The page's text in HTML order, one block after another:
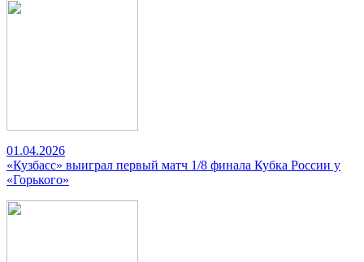
01.04.2026
«Кузбасс» выиграл первый матч 1/8 финала Кубка России у
«Горького»